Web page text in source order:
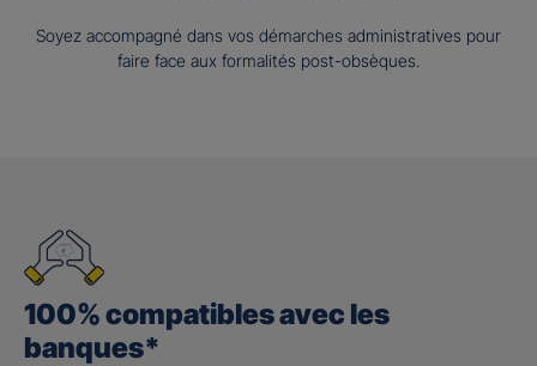
Soyez accompagné dans vos démarches administratives pour
faire face aux formalités post-obsèques.
100% compatibles avec les
banques*